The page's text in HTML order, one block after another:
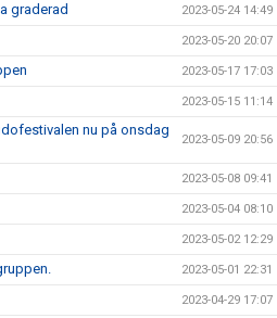
graderad 2023-05-24 14:49
2023-05-20 20:07
2023-05-17 17:03
2023-05-15 11:14
nu på onsdag
2023-05-09 20:56
2023-05-08 09:41
2023-05-04 08:10
2023-05-02 12:29
2023-05-01 22:31
2023-04-29 17:07